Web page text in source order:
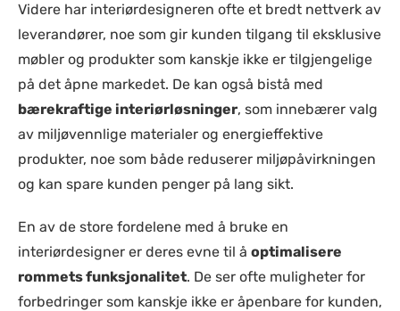
Videre har interiørdesigneren ofte et bredt nettverk av
leverandører, noe som gir kunden tilgang til eksklusive
møbler og produkter som kanskje ikke er tilgjengelige
på det åpne markedet. De kan også bistå med
bærekraftige interiørløsninger, som innebærer valg
av miljøvennlige materialer og energieffektive
produkter, noe som både reduserer miljøpåvirkningen
og kan spare kunden penger på lang sikt.
En av de store fordelene med å bruke en
interiørdesigner er deres evne til å optimalisere
rommets funksjonalitet. De ser ofte muligheter for
forbedringer som kanskje ikke er åpenbare for kunden,